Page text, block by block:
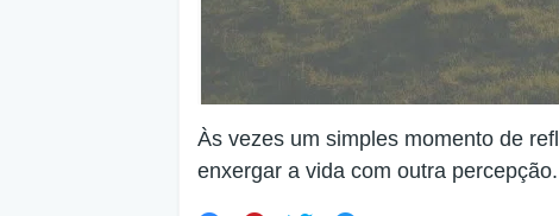
Às vezes um simples momento de
enxergar a vida com outra percepção.